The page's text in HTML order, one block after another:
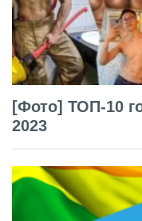
[Фото] ТОП-10
2023